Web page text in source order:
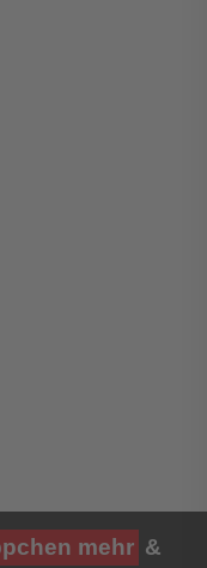
mehr &